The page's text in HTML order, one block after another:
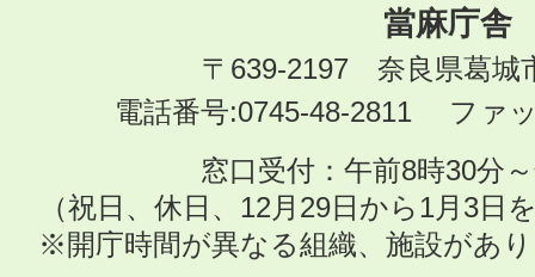
當麻庁舎
〒639-2197 奈良県葛城
電話番号:0745-48-2811 ファ
窓口受付：午前8時30分
（祝日、休日、12月29日から1月3日
※開庁時間が異なる組織、施設があ